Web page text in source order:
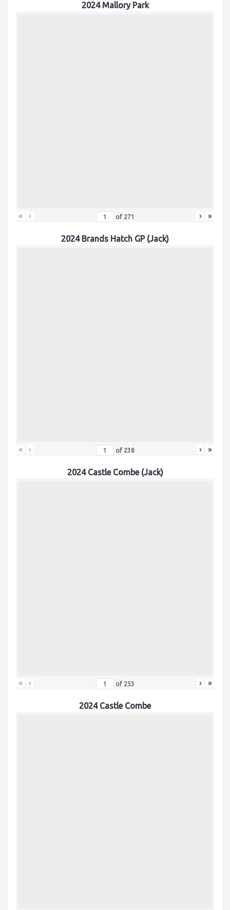
2024 Mallory Park
« ‹ of 271 › »
2024 Brands Hatch GP (Jack)
« ‹ of 238 › »
2024 Castle Combe (Jack)
« ‹ of 253 › »
2024 Castle Combe